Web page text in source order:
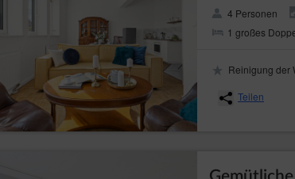
4 Personen
1 großes
Reinigung der
Teilen